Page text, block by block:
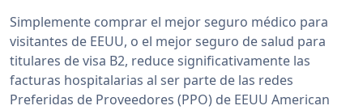
Simplemente comprar el mejor seguro médico para
visitantes de EEUU, o el mejor seguro de salud para
titulares de visa B2, reduce significativamente las
facturas hospitalarias al ser parte de las redes
Preferidas de Proveedores (PPO) de EEUU American